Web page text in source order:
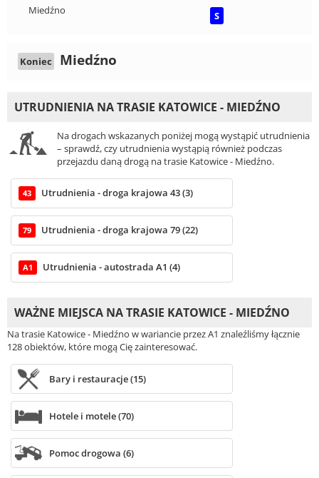
Miedźno S
Koniec Miedźno
UTRUDNIENIA NA TRASIE KATOWICE - MIEDŹNO
Na drogach wskazanych poniżej mogą wystąpić utrudnienia
– sprawdź, czy utrudnienia wystąpią również podczas
przejazdu daną drogą na trasie Katowice - Miedźno.
43 Utrudnienia - droga krajowa 43 (3)
79 Utrudnienia - droga krajowa 79 (22)
A1 Utrudnienia - autostrada A1 (4)
WAŻNE MIEJSCA NA TRASIE KATOWICE - MIEDŹNO
Na trasie Katowice - Miedźno w wariancie przez A1 znaleźliśmy łącznie
128 obiektów, które mogą Cię zainteresować.
Bary i restauracje (15)
Hotele i motele (70)
Pomoc drogowa (6)